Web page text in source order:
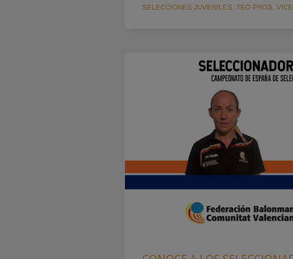
SELECCIONES JUVENILES
TEO PROS